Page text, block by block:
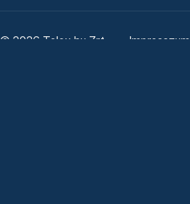
© 2026 Telex.hu Zrt. Impresszum